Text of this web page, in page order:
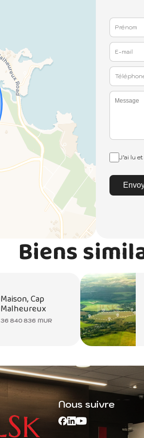
J’ai lu
Biens
Maison, Cap
Malheureux
36 840 836 MUR
Nous suivre